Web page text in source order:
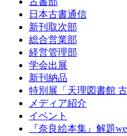
日本古書通信
新刊取次部
総合営業部
経営管理部
学会出展
新刊納品
特別展「天理図書館 古
メディア紹介
イベント
『奈良絵本集』解題